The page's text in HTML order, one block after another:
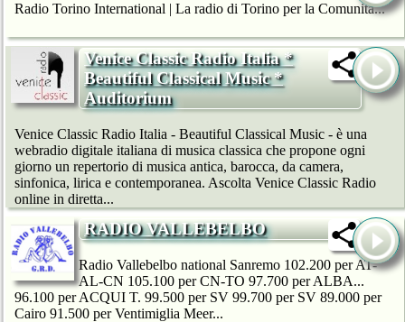
Radio Torino International | La radio di Torino per la Comunità...
Venice Classic Radio Italia *
Beautiful Classical Music *
Auditorium
Venice Classic Radio Italia - Beautiful Classical Music - è una
webradio digitale italiana di musica classica che propone ogni
giorno un repertorio di musica antica, barocca, da camera,
sinfonica, lirica e contemporanea. Ascolta Venice Classic Radio
online in diretta...
RADIO VALLEBELBO
Radio Vallebelbo national Sanremo 102.200 per AT-
AL-CN 105.100 per CN-TO 97.700 per ALBA...
96.100 per ACQUI T. 99.500 per SV 99.700 per SV 89.000 per
Cairo 91.500 per Ventimiglia Meer...